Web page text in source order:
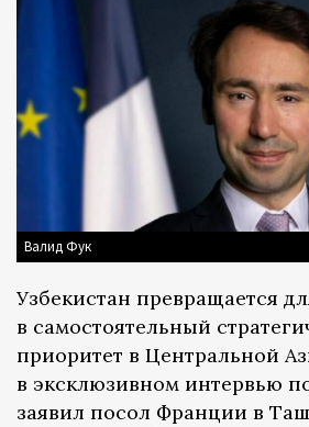
Валид Фук
Узбекистан превращается
в самостоятельный
приоритет в Центральной
в эксклюзивном интервью
заявил посол Франции в